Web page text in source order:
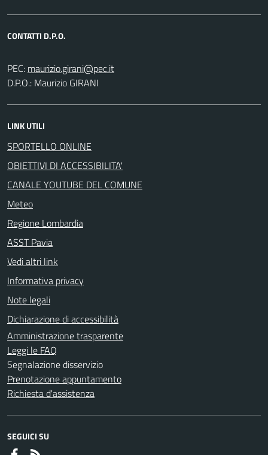
CONTATTI D.P.O.
PEC:
D.P.O.: Maurizio GIRANI
LINK UTILI
SPORTELLO ONLINE
OBIETTIVI DI ACCESSIBILITA'
CANALE YOUTUBE DEL COMUNE
Meteo
Regione Lombardia
ASST Pavia
Vedi altri link
Informativa privacy
Note legali
Dichiarazione di accessibilità
Amministrazione trasparente
Leggi le FAQ
Segnalazione disservizio
Prenotazione appuntamento
Richiesta d'assistenza
SEGUICI SU